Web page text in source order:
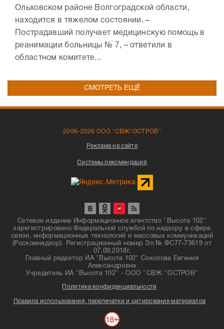
Ольховском районе Волгоградской области,
находится в тяжелом состоянии. –
Пострадавший получает медицинскую помощь в
реанимации больницы № 7, – ответили в
областном комитете...
СМОТРЕТЬ ЕЩЁ
2006-2026 ООО "СВЖ"ОСТРОВ"
Реклама на сайте
Системы рекомендаций
Сетевое издание Информационное агентство "Высота 102"
зарегистрировано Федеральной службой по надзору в сфере
связи, информационных технологий и массовых коммуникаций
(Роскомнадзор). Регистрационный номер Эл № ФС77-73619 от
07.09.2018г.
Главный редактор ИА "Высота 102" Соколова Евгения
Александровна
Учредитель ИА "Высота 102" - ООО "СВЖ "ОСТРОВ"
Политика конфиденциальности
Правила использования, перепечатки и цитирования материалов